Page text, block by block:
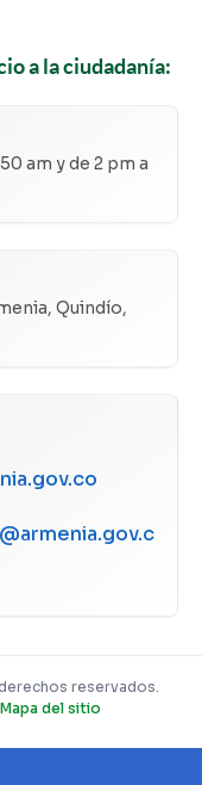
a la ciudadanía:
am y de 2 pm a
Quindío,
reservados.
Mapa del sitio